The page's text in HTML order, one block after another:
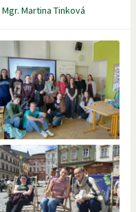
Mgr. Martina Tinková